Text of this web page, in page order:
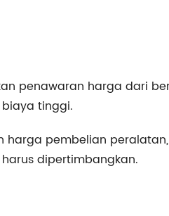
penawaran harga dari
tinggi.
harga pembelian
dipertimbangkan.